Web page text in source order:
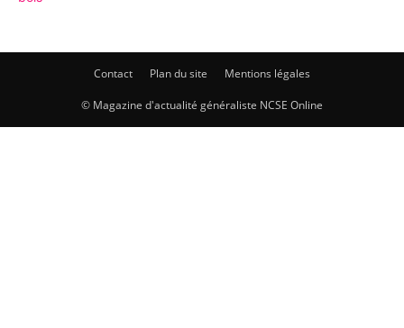
Contact Plan du site Mentions légales
© Magazine d'actualité généraliste NCSE Online